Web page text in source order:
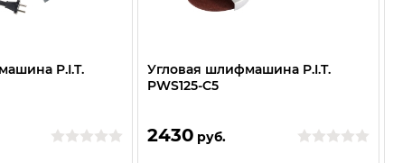
P.I.T.
Угловая шлифмашина P.I.T.
PWS125-C5
2430 руб.